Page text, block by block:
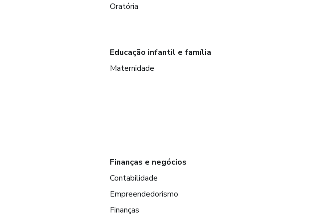
Oratória
Educação infantil e família
Maternidade
Finanças e negócios
Contabilidade
Empreendedorismo
Finanças